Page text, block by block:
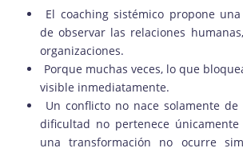
El coaching sistémico propone
de observar las relaciones
organizaciones.
Porque muchas veces, lo que
visible inmediatamente.
Un conflicto no nace solamente de
dificultad no pertenece
una transformación no ocurre